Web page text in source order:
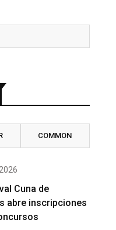
COMMON
Cuna de
abre inscripciones